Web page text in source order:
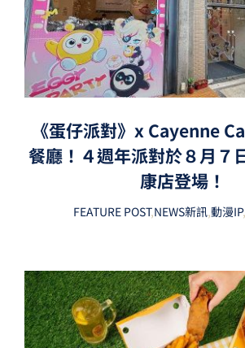
《蛋仔派對》x Cayenne
餐廳！４週年派對於８月７
康店登場！
FEATURE POST,NEWS新訊,動漫IP,